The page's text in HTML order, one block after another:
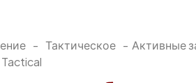
- Тактическое - Активные